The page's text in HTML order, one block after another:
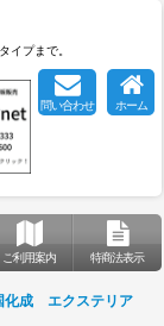
イプまで。
問い合わせ ホーム
ご利用案内 特商法表示
化成 エクステリア